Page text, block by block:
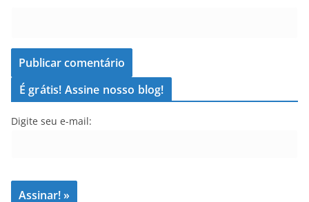
É grátis! Assine nosso blog!
Digite seu e-mail: